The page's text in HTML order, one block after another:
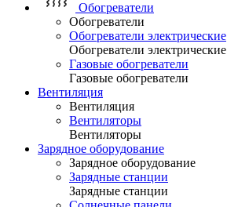
Обогреватели
Обогреватели
Обогреватели электрические
Обогреватели электрические
Газовые обогреватели
Газовые обогреватели
Вентиляция
Вентиляция
Вентиляторы
Вентиляторы
Зарядное оборудование
Зарядное оборудование
Зарядные станции
Зарядные станции